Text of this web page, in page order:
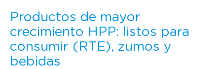
Productos de mayor
crecimiento HPP: listos para
consumir (RTE), zumos y
bebidas